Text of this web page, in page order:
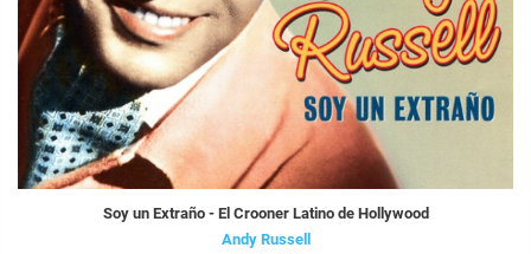
Soy un Extraño - El Crooner Latino de Hollywood
Andy Russell